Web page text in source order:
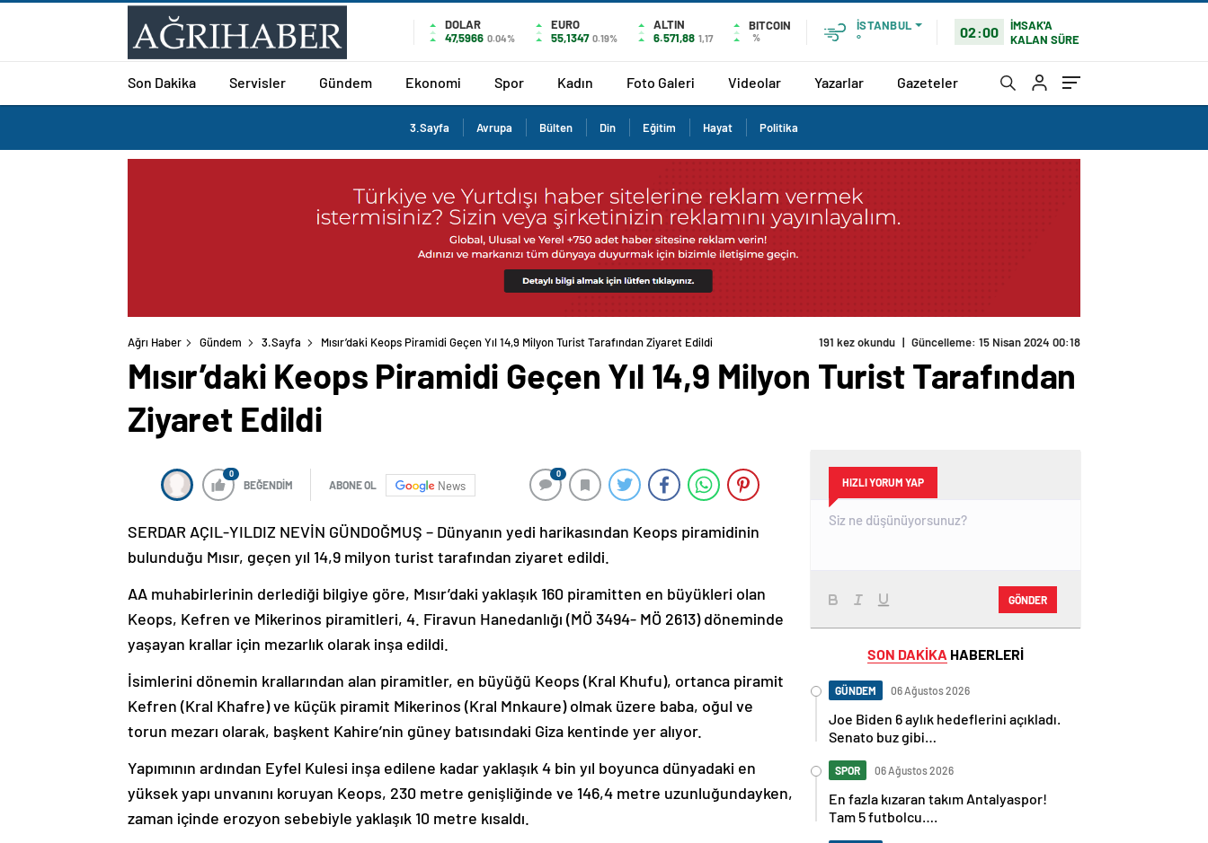
DOLAR
47,5966 0.04%
EURO
55,1347 0.19%
ALTIN
6.571,88 1,17
BITCOIN
%
İSTANBUL
°
02:00
İMSAK'A
KALAN SÜRE
Son Dakika Servisler Gündem Ekonomi Spor Kadın Foto Galeri Videolar Yazarlar Gazeteler
3.Sayfa Avrupa Bülten Din Eğitim Hayat Politika
Ağrı Haber Gündem 3.Sayfa Mısır’daki Keops Piramidi Geçen Yıl 14,9 Milyon Turist Tarafından Ziyaret Edildi 191 kez okundu | Güncelleme: 15 Nisan 2024 00:18
Mısır’daki Keops Piramidi Geçen Yıl 14,9 Milyon Turist Tarafından
Ziyaret Edildi
0
BEĞENDİM ABONE OL News
0
SERDAR AÇIL-YILDIZ NEVİN GÜNDOĞMUŞ – Dünyanın yedi harikasından Keops piramidinin
bulunduğu Mısır, geçen yıl 14,9 milyon turist tarafından ziyaret edildi.
AA muhabirlerinin derlediği bilgiye göre, Mısır’daki yaklaşık 160 piramitten en büyükleri olan
Keops, Kefren ve Mikerinos piramitleri, 4. Firavun Hanedanlığı (MÖ 3494- MÖ 2613) döneminde
yaşayan krallar için mezarlık olarak inşa edildi.
İsimlerini dönemin krallarından alan piramitler, en büyüğü Keops (Kral Khufu), ortanca piramit
Kefren (Kral Khafre) ve küçük piramit Mikerinos (Kral Mnkaure) olmak üzere baba, oğul ve
torun mezarı olarak, başkent Kahire’nin güney batısındaki Giza kentinde yer alıyor.
Yapımının ardından Eyfel Kulesi inşa edilene kadar yaklaşık 4 bin yıl boyunca dünyadaki en
yüksek yapı unvanını koruyan Keops, 230 metre genişliğinde ve 146,4 metre uzunluğundayken,
zaman içinde erozyon sebebiyle yaklaşık 10 metre kısaldı.
HIZLI YORUM YAP
GÖNDER
SON DAKİKA HABERLERİ
GÜNDEM 06 Ağustos 2026
Joe Biden 6 aylık hedeflerini açıkladı.
Senato buz gibi…
SPOR 06 Ağustos 2026
En fazla kızaran takım Antalyaspor!
Tam 5 futbolcu….